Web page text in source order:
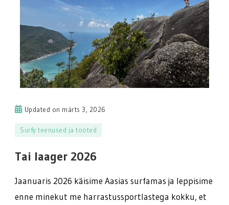
Updated on märts 3, 2026
Surfy teenused ja tooted
Tai laager 2026
Jaanuaris 2026 käisime Aasias surfamas ja leppisime
enne minekut me harrastussportlastega kokku, et